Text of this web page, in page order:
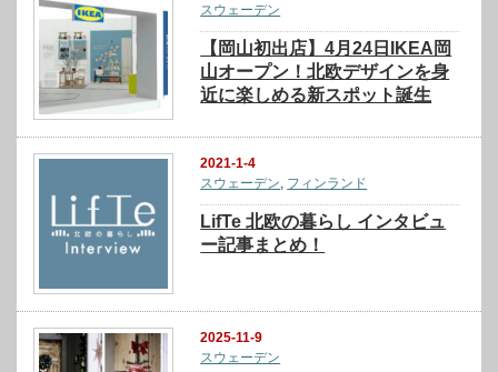
スウェーデン
【岡山初出店】4月24日IKEA岡
山オープン！北欧デザインを身
近に楽しめる新スポット誕生
2021-1-4
スウェーデン, フィンランド
LifTe 北欧の暮らし インタビュ
ー記事まとめ！
2025-11-9
スウェーデン